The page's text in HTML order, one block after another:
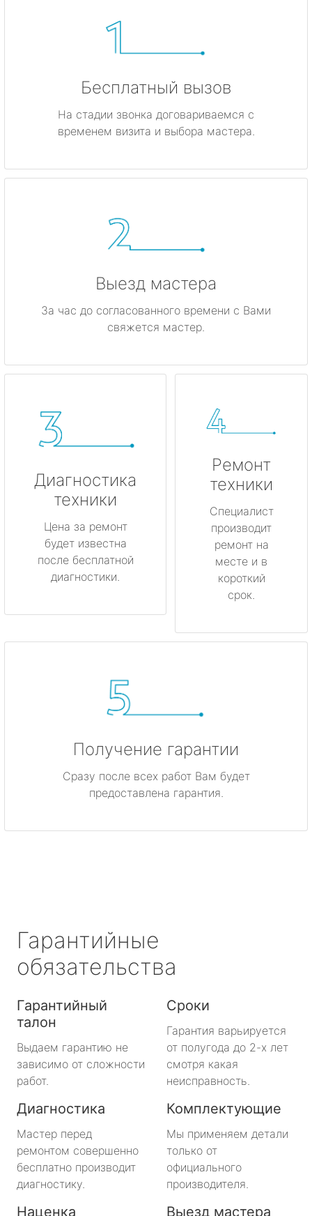
Бесплатный вызов
На стадии звонка договариваемся с
временем визита и выбора мастера.
Выезд мастера
За час до согласованного времени с Вами
свяжется мастер.
Диагностика
техники
Цена за ремонт
будет известна
после бесплатной
диагностики.
Ремонт
техники
Специалист
производит
ремонт на
месте и в
короткий
срок.
Получение гарантии
Сразу после всех работ Вам будет
предоставлена гарантия.
Гарантийные
обязательства
Гарантийный
талон
Выдаем гарантию не
зависимо от сложности
работ.
Сроки
Гарантия варьируется
от полугода до 2-х лет
смотря какая
неисправность.
Диагностика
Мастер перед
ремонтом совершенно
бесплатно производит
диагностику.
Комплектующие
Мы применяем детали
только от
официального
производителя.
Наценка Выезд мастера